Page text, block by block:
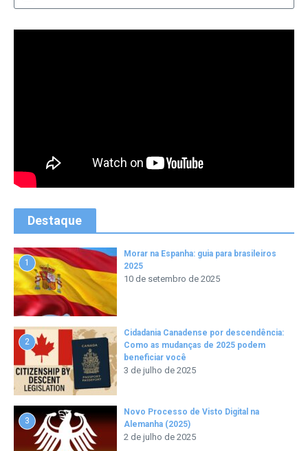
Destaque
1
Morar na Espanha: guia para brasileiros
2025
10 de setembro de 2025
2
Cidadania Canadense por descendência:
Como as mudanças de 2025 podem
beneficiar você
3 de julho de 2025
3
Novo Processo de Visto Digital na
Alemanha (2025)
2 de julho de 2025